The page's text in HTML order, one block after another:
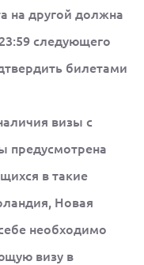
на другой должна
следующего
билетами
визы с
предусмотрена
в такие
Новая
необходимо
визу в